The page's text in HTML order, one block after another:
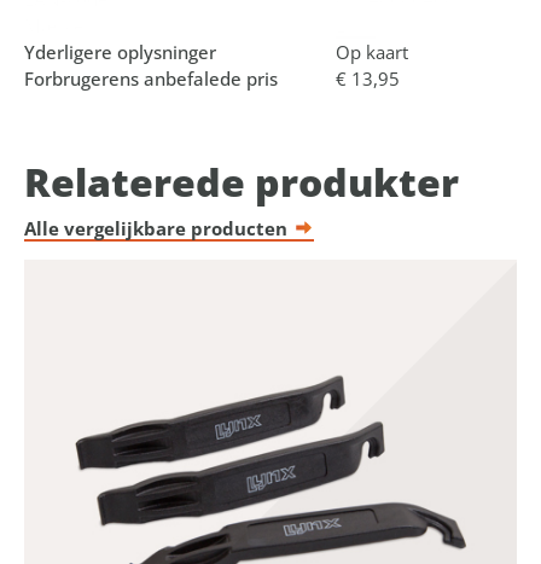
Yderligere oplysninger
Op kaart
Forbrugerens anbefalede pris
€ 13,95
Relaterede produkter
Alle vergelijkbare producten